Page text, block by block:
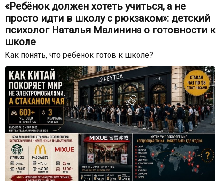
«Ребёнок должен хотеть учиться, а не
просто идти в школу с рюкзаком»: детский
психолог Наталья Малинина о готовности к
школе
Как понять, что ребенок готов к школе?